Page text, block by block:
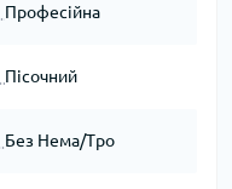
Професійна
Пісочний
Без Hема/Tро